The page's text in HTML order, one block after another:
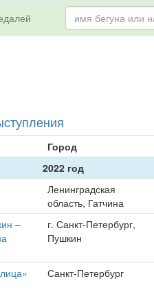
Город
2022 год
Ленинградская
область, Гатчина
–
г. Санкт-Петербург,
Пушкин
Санкт-Петербург